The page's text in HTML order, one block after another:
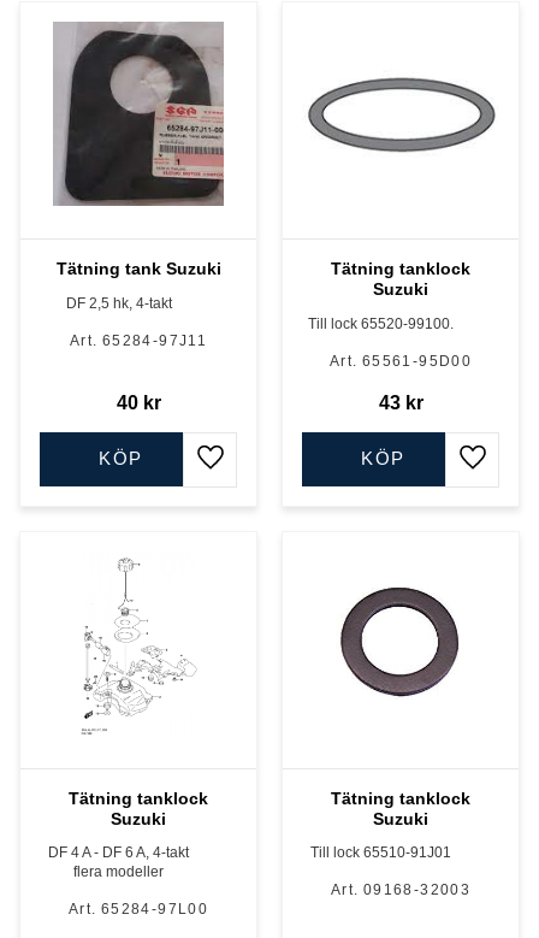
Tätning tank Suzuki
DF 2,5 hk, 4-takt
65284-97J11
40kr
Lägg till i favoriter
KÖP
Tätning tanklock
Suzuki
Till lock 65520-99100.
65561-95D00
43kr
Lägg
KÖP
Tätning tanklock
Suzuki
DF 4 A - DF 6 A, 4-takt
flera modeller
65284-97L00
Tätning tanklock
Suzuki
Till lock 65510-91J01
09168-32003